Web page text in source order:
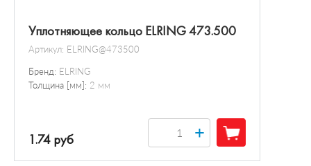
Уплотняющее кольцо ELRING 473.500
Артикул: ELRING@473500
Бренд: ELRING
Толщина [мм]: 2 мм
1.74 руб +